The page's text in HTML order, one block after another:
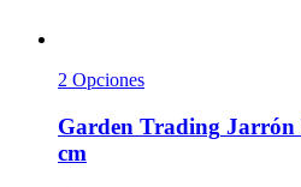
2 Opciones
Garden Trading Jarrón
cm